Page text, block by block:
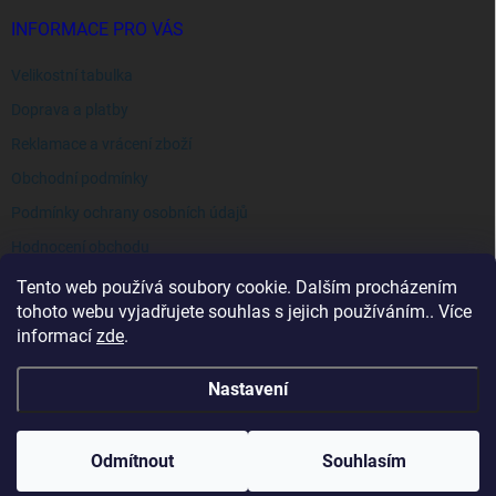
Tento web používá soubory cookie. Dalším procházením
tohoto webu vyjadřujete souhlas s jejich používáním.. Více
informací zde.
Nastavení
Odmítnout Souhlasím
INFORMACE PRO VÁS
Velikostní tabulka
Doprava a platby
Reklamace a vrácení zboží
Obchodní podmínky
Podmínky ochrany osobních údajů
Vytvořil Shoptet
Copyright 2026 . Všechna práva vyhrazena.